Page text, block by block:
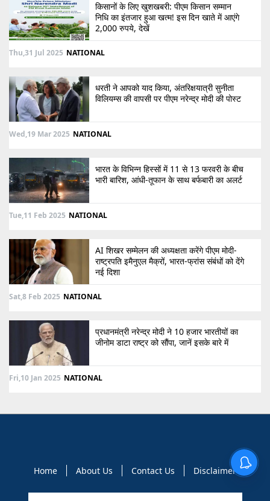
किसानों के लिए खुशखबरी: पीएम किसान सम्मान
निधि का इंतजार हुआ खत्म! इस दिन खाते में आएंगे
2,000 रुपये, देखें
Thu,31 Jul 2025 NATIONAL
धरती ने आपको याद किया, अंतरिक्षयात्री सुनीता
विलियम्स की वापसी पर पीएम नरेन्द्र मोदी की पोस्ट
Wed,19 Mar 2025 NATIONAL
भारत के विभिन्न हिस्सों में 11 से 13 फरवरी के बीच
भारी बारिश, आंधी-तूफान के साथ बर्फबारी का अलर्ट
Tue,11 Feb 2025 NATIONAL
AI शिखर सम्मेलन की अध्यक्षता करेंगे पीएम मोदी-
राष्ट्रपति इमैनुएल मैक्रों, भारत-फ्रांस संबंधों को देंगे
नई दिशा
Sat,8 Feb 2025 NATIONAL
प्रधानमंत्री नरेन्द्र मोदी ने 10 हजार भारतीयों का
जीनोम डाटा राष्ट्र को सौंपा, जानें इसके बारे में
Fri,10 Jan 2025 NATIONAL
Home About Us Contact Us Disclaimer